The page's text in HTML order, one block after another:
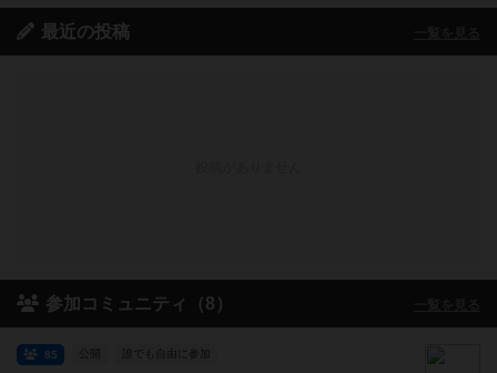
最近の投稿
参加コミュニティ（8）
公開 誰でも自由に参加
85